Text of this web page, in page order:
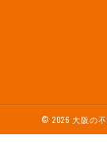
© 2026 大阪の不